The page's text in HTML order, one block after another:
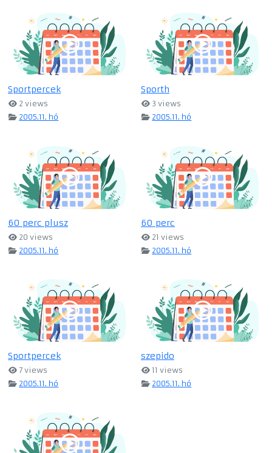
Sportpercek
2 views
2005.11. hó
Sporth
3 views
2005.11. hó
60 perc plusz
20 views
2005.11. hó
60 perc
21 views
2005.11. hó
Sportpercek
7 views
2005.11. hó
szepido
11 views
2005.11. hó